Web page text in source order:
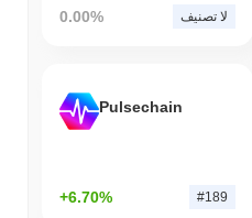
0.00% لا تصنيف
Pulsechain
+6.70% #189